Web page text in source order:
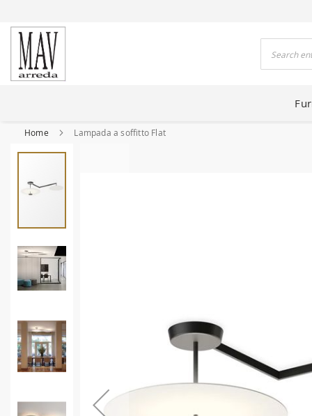
Home Lampada a soffitto Flat
Skip
the
end
the
images
gallery